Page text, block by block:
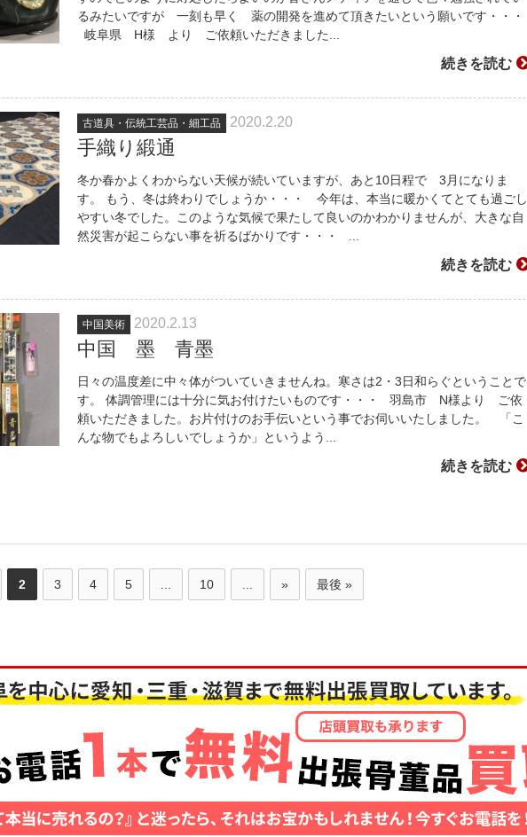
るみたいですが 一刻も早く 薬の開発を進めて頂きたいという願いです・・・
岐阜県 H様 より ご依頼いただきました...
続きを読む
古道具・伝統工芸品・細工品 2020.2.20
手織り緞通
冬か春かよくわからない天候が続いていますが、あと10日程で 3月になりま
す。 もう、冬は終わりでしょうか・・・ 今年は、本当に暖かくてとても過ごし
やすい冬でした。このような気候で果たして良いのかわかりませんが、大きな自
然災害が起こらない事を祈るばかりです・・・ ...
続きを読む
中国美術 2020.2.13
中国 墨 青墨
日々の温度差に中々体がついていきませんね。寒さは2・3日和らぐということで
す。 体調管理には十分に気お付けたいものです・・・ 羽島市 N様より ご依
頼いただきました。お片付けのお手伝いという事でお伺いいたしました。 「こ
んな物でもよろしいでしょうか」というよう...
続きを読む
2 3 4 5 10 » 最後 »